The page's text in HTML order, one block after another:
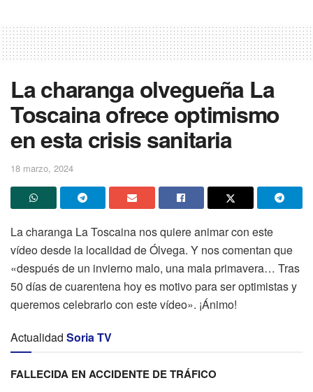
La charanga olvegueña La
Toscaina ofrece optimismo
en esta crisis sanitaria
18 marzo, 2024
La charanga La Toscaina nos quiere animar con este
vídeo desde la localidad de Ólvega. Y nos comentan que
«después de un invierno malo, una mala primavera… Tras
50 días de cuarentena hoy es motivo para ser optimistas y
queremos celebrarlo con este vídeo». ¡Ánimo!
Actualidad Soria TV
FALLECIDA EN ACCIDENTE DE TRÁFICO